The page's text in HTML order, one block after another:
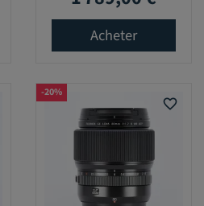
Acheter
favorite_border
-20%